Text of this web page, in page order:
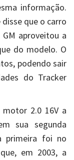
informação.
que o carro
aproveitou a
do modelo. O
podendo sair
do Tracker
2.0 16V a
sua segunda
primeira foi no
em 2003, a